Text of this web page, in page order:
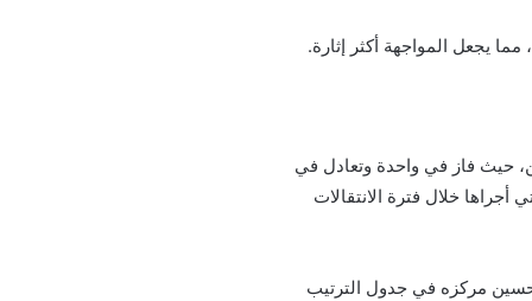
يجعل المواجهة أكثر إثارة.
برصيد 4 نقاط بعد أن خاض مباراتين، حيث فاز في واحدة وتعادل في
خلال فترة الانتقالات
الفريق إلى تحسين مركزه في جدول الترتيب